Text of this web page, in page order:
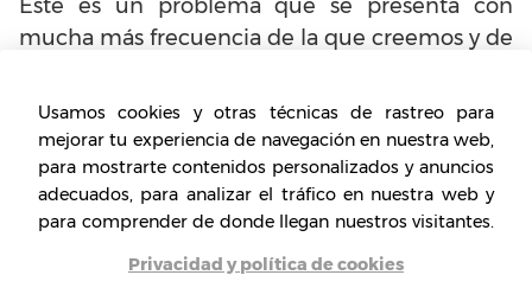
Este es un problema que se presenta con
mucha más frecuencia de la que creemos y de
muchas personas en distintos ámbitos de la
vida. Es por ello que es un hábito sano que
debemos implementar también en nuestra
actividad como emprendedoreses poder
decir “no”, cuando lo requiera.
Usamos cookies y otras técnicas de rastreo para
mejorar tu experiencia de navegación en nuestra web,
para mostrarte contenidos personalizados y anuncios
adecuados, para analizar el tráfico en nuestra web y
para comprender de donde llegan nuestros visitantes.
Privacidad y política de cookies